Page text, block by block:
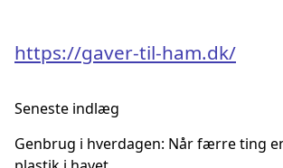
https://gaver-til-ham.dk/
Seneste indlæg
Genbrug i hverdagen: Når færre ting